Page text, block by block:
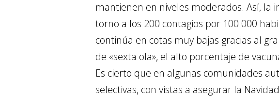
mantienen en niveles moderados. Así, la
torno a los 200 contagios por 100.000
continúa en cotas muy bajas gracias al
de «sexta ola», el alto porcentaje de
Es cierto que en algunas comunidades
selectivas, con vistas a asegurar la